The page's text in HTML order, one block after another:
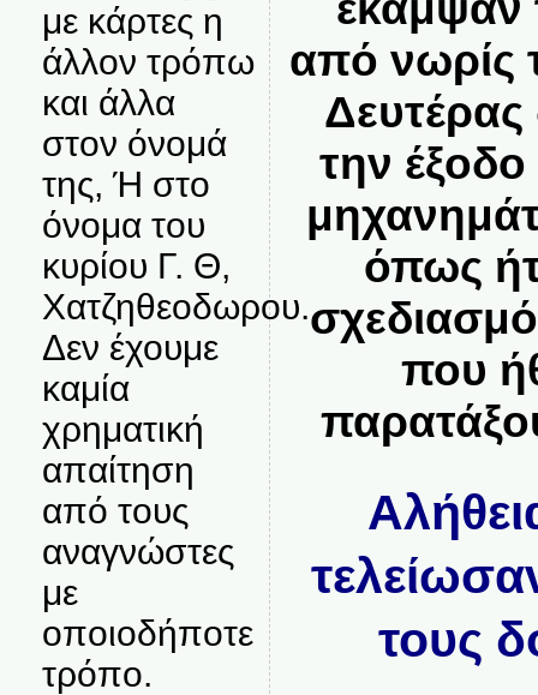
με κάρτες η
άλλον τρόπω
και άλλα
στον όνομά
της, Ή στο
όνομα του
κυρίου Γ. Θ,
Χατζηθεοδωρου.
Δεν έχουμε
καμία
χρηματική
απαίτηση
από τους
αναγνώστες
με
οποιοδήποτε
τρόπο.
από νωρίς
την
όπως
που
τους